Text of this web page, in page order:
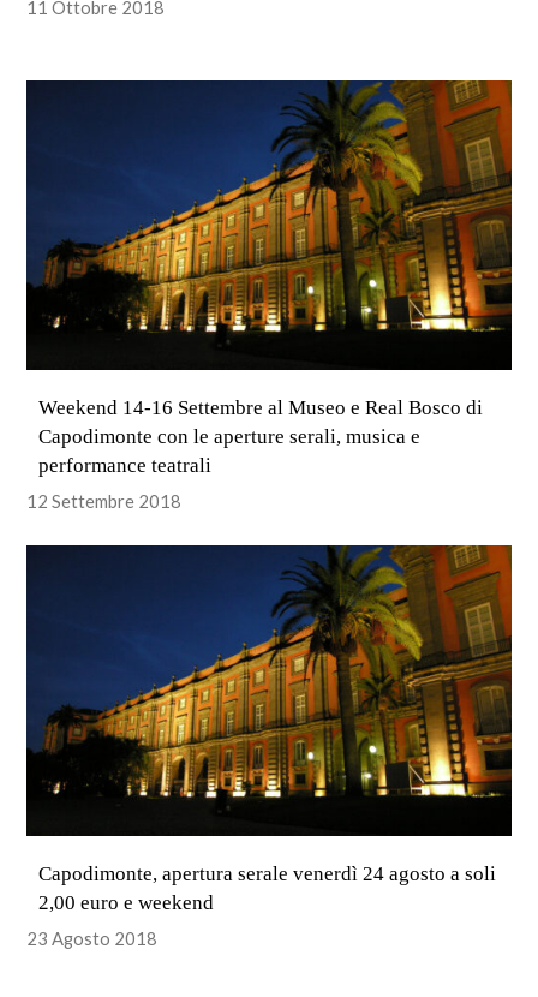
11 Ottobre 2018
Weekend 14-16 Settembre al Museo e Real Bosco di
Capodimonte con le aperture serali, musica e
performance teatrali
12 Settembre 2018
Capodimonte, apertura serale venerdì 24 agosto a soli
2,00 euro e weekend
23 Agosto 2018